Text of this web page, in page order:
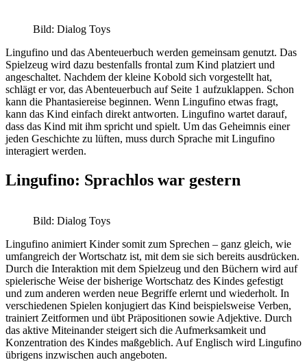
Bild: Dialog Toys
Lingufino und das Abenteuerbuch werden gemeinsam genutzt. Das
Spielzeug wird dazu bestenfalls frontal zum Kind platziert und
angeschaltet. Nachdem der kleine Ko­bold sich vorgestellt hat,
schlägt er vor, das Abenteuerbuch auf Seite 1 aufzu­klappen. Schon
kann die Phantasiereise beginnen. Wenn Lingufino etwas fragt,
kann das Kind einfach direkt antworten. Lingufino wartet darauf,
dass das Kind mit ihm spricht und spielt. Um das Geheimnis einer
jeden Geschichte zu lüften, muss durch Sprache mit Lingufino
interagiert werden.
Lingufino: Sprachlos war gestern
Bild: Dialog Toys
Lingufino animiert Kinder somit zum Sprechen – ganz gleich, wie
umfangreich der Wortschatz ist, mit dem sie sich bereits ausdrücken.
Durch die Interaktion mit dem Spielzeug und den Büchern wird auf
spielerische Weise der bisherige Wort­schatz des Kindes gefestigt
und zum anderen werden neue Begriffe erlernt und wiederholt. In
verschiedenen Spielen konjugiert das Kind beispielsweise Verben,
trainiert Zeitformen und übt Präpositionen sowie Adjektive. Durch
das aktive Mit­einander steigert sich die Aufmerksamkeit und
Konzentration des Kindes maß­geblich. Auf Englisch wird Lingufino
übrigens inzwischen auch angeboten.